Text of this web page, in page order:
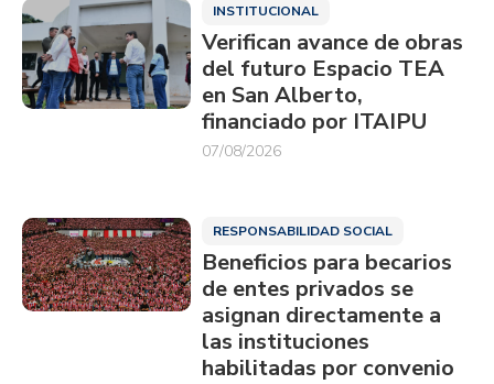
INSTITUCIONAL
Verifican avance de obras
del futuro Espacio TEA
en San Alberto,
financiado por ITAIPU
07/08/2026
RESPONSABILIDAD SOCIAL
Beneficios para becarios
de entes privados se
asignan directamente a
las instituciones
habilitadas por convenio